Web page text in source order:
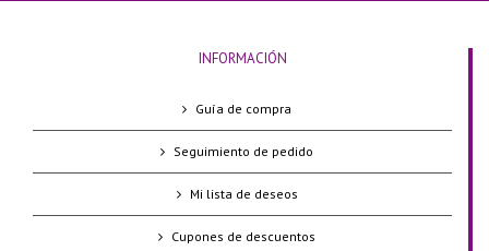
INFORMACIÓN
Guía de compra
Seguimiento de pedido
Mi lista de deseos
Cupones de descuentos